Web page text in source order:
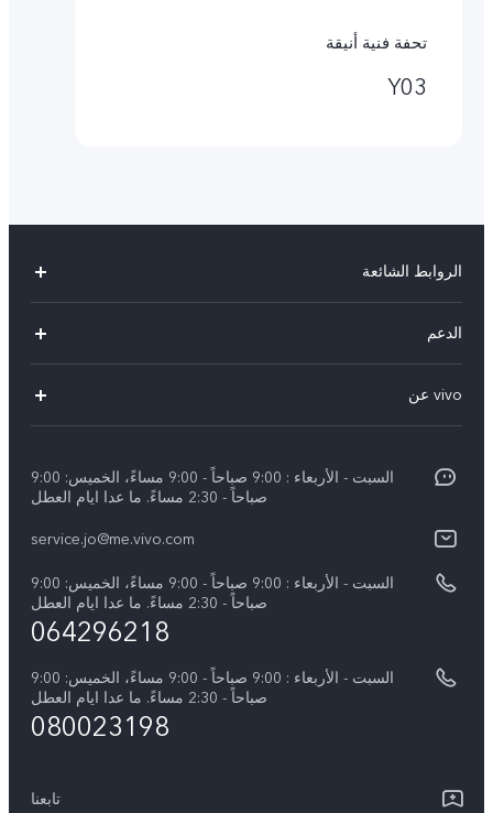
تحفة فنية أنيقة
Y03
الروابط الشائعة
Y19s(New)
Y28(New)
كل الموديلات
الدعم
مركز الخدمة
Funtouch OS
بيان الخصوصية بشأن خدمة العملاء
vivo عن
اضغط
الإشعارات القانونية
نبذة عنا
الاستدامة
السبت - الأربعاء : 9:00 صباحاً - 9:00 مساءً، الخميس: 9:00
صباحاً - 2:30 مساءً. ما عدا ايام العطل
service.jo@me.vivo.com
السبت - الأربعاء : 9:00 صباحاً - 9:00 مساءً، الخميس: 9:00
صباحاً - 2:30 مساءً. ما عدا ايام العطل
064296218
السبت - الأربعاء : 9:00 صباحاً - 9:00 مساءً، الخميس: 9:00
صباحاً - 2:30 مساءً. ما عدا ايام العطل
080023198
تابعنا